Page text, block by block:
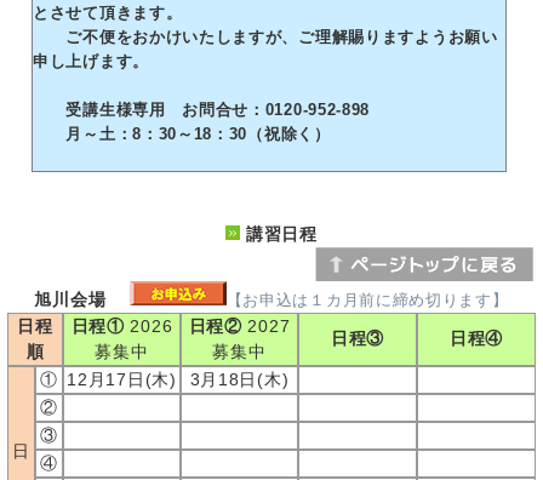
とさせて頂きます。
ご不便をおかけいたしますが、ご理解賜りますようお願い
申し上げます。
受講生様専用 お問合せ：0120-952-898
月～土：8：30～18：30（祝除く）
講習日程
旭川会場 【お申込は１カ月前に締め切ります】
日程
順
日程①2026
募集中
日程②2027
募集中
日程③ 日程④
日
① 12月17日(木)
3月18日(木)
②
③
④